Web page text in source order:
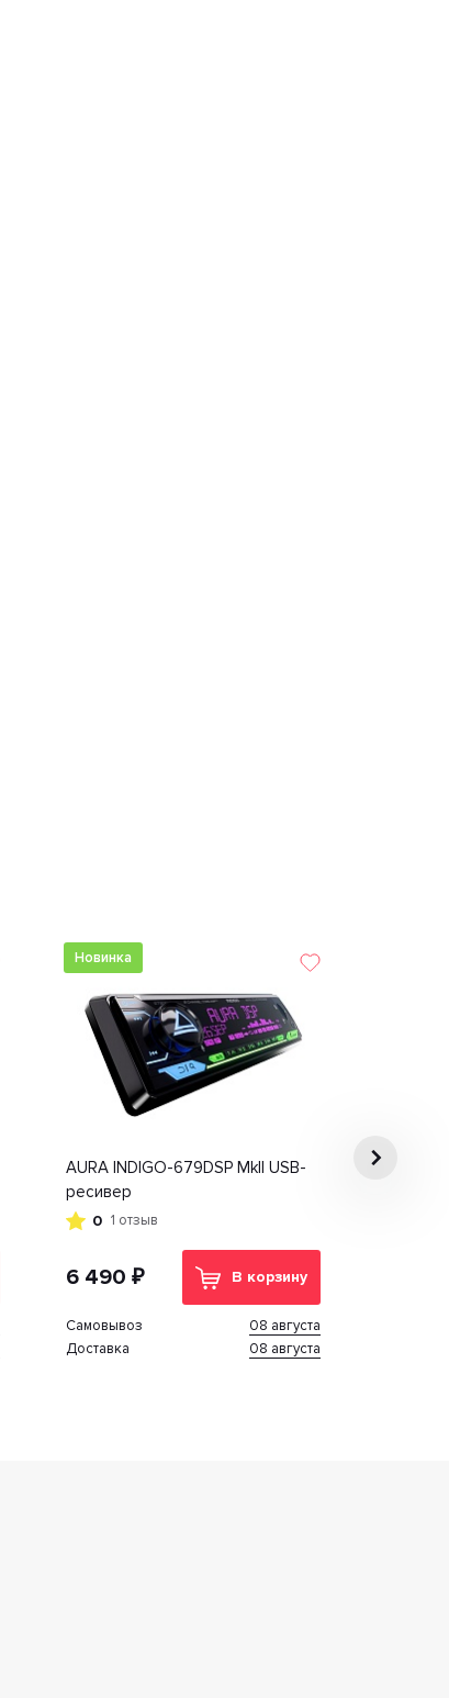
Новинка
AURA INDIGO-679DSP MkII USB-
ресивер
0 1 отзыв
6 490 ₽ В корзину
Cамовывоз
08 августа
Доставка
08 августа